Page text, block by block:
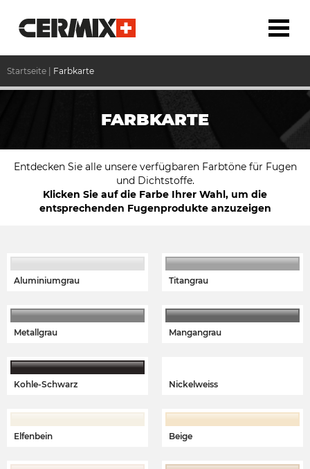
Startseite Farbkarte
FARBKARTE
Entdecken Sie alle unsere verfügbaren Farbtöne für Fugen
und Dichtstoffe.
Klicken Sie auf die Farbe Ihrer Wahl, um die
entsprechenden Fugenprodukte anzuzeigen
Aluminiumgrau Titangrau
Metallgrau Mangangrau
Kohle-Schwarz Nickelweiss
Elfenbein Beige